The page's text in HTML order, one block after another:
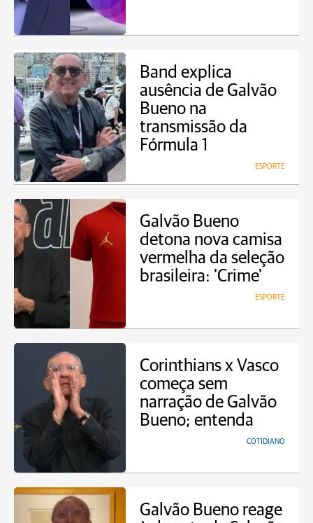
Band explica
ausência de Galvão
Bueno na
transmissão da
Fórmula 1
ESPORTE
Galvão Bueno
detona nova camisa
vermelha da seleção
brasileira: 'Crime'
ESPORTE
Corinthians x Vasco
começa sem
narração de Galvão
Bueno; entenda
COTIDIANO
Galvão Bueno reage